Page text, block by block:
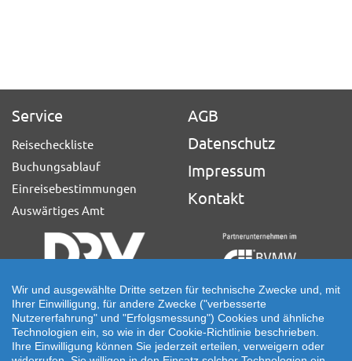
Service
Reisecheckliste
Buchungsablauf
Einreisebestimmungen
Auswärtiges Amt
AGB
Datenschutz
Impressum
Kontakt
Ihre Individuelle Reiseanfrage
Auf Ihre ganz persönlichen Vorstellungen abgestimmt!
Für Ihre individuellen Reisewünsche erstellen wir Ihnen gern
Wir und ausgewählte Dritte setzen für technische Zwecke und, mit
Ihrer Einwilligung, für andere Zwecke ("verbesserte
Nutzererfahrung" und "Erfolgsmessung") Cookies und ähnliche
Technologien ein, so wie in der Cookie-Richtlinie beschrieben.
Ihre Einwilligung können Sie jederzeit erteilen, verweigern oder